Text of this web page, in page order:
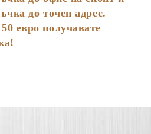
до точен адрес.
евро получавате